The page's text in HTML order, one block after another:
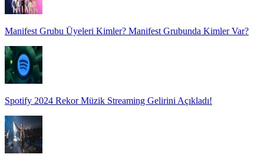
Manifest Grubu Üyeleri Kimler? Manifest Grubunda Kimler Var?
Spotify 2024 Rekor Müzik Streaming Gelirini Açıkladı!